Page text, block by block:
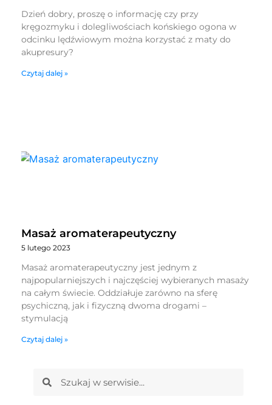
Dzień dobry, proszę o informację czy przy
kręgozmyku i dolegliwościach końskiego ogona w
odcinku lędźwiowym można korzystać z maty do
akupresury?
Czytaj dalej »
Masaż aromaterapeutyczny
5 lutego 2023
Masaż aromaterapeutyczny jest jednym z
najpopularniejszych i najczęściej wybieranych masaży
na całym świecie. Oddziałuje zarówno na sferę
psychiczną, jak i fizyczną dwoma drogami –
stymulacją
Czytaj dalej »